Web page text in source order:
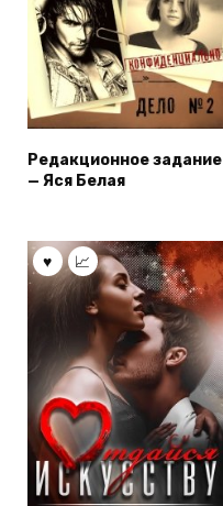
Редакционное задание
— Яся Белая